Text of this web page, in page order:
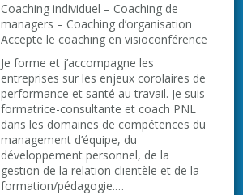
Coaching individuel – Coaching de
managers – Coaching d’organisation
Accepte le coaching en visioconférence
Je forme et j’accompagne les
entreprises sur les enjeux corolaires de
performance et santé au travail. Je suis
formatrice-consultante et coach PNL
dans les domaines de compétences du
management d’équipe, du
développement personnel, de la
gestion de la relation clientèle et de la
formation/pédagogie.…